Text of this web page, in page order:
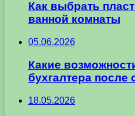
Как выбрать
ванной комнаты
05.06.2026
Какие
бухгалтера после
18.05.2026